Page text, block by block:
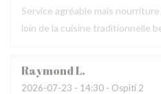
Service agréable mais
loin de la cuisine traditionnelle
RaymondL
2026-07-23 - 14:30 - Ospiti 2